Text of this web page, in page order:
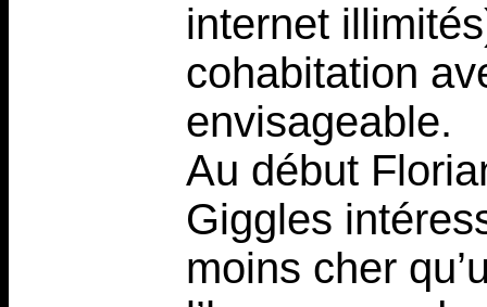
internet
cohabitation
envisageable.
Au début
Giggles
moins cher